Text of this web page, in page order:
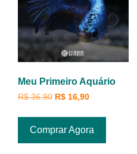
Meu Primeiro Aquário
R$36,90 R$ 16,90
Comprar Agora